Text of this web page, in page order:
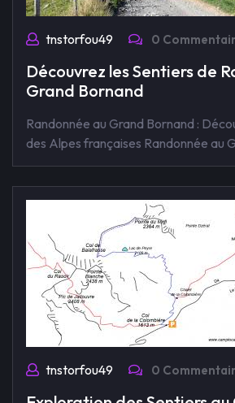
tnstorfou49 0
Découvrez les Sentiers de
Grand Bornand
Randonnée au Grand Bornand :
des Alpes françaises Randonnée au
tnstorfou49 0